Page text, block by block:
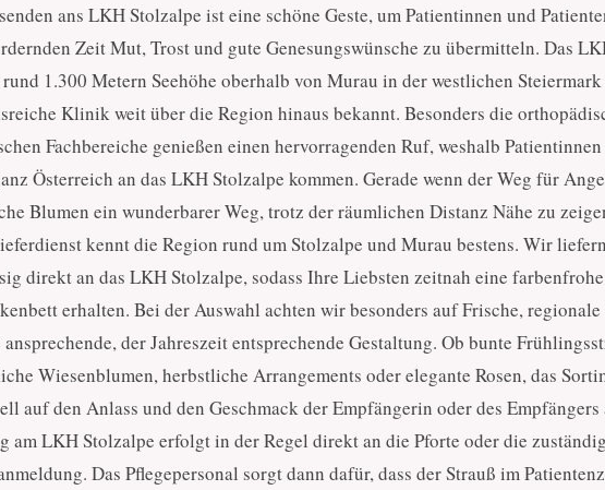
ans LKH Stolzalpe ist eine schöne Geste, um Patientinnen und
Zeit Mut, Trost und gute Genesungswünsche zu übermitteln. Das
1.300 Metern Seehöhe oberhalb von Murau in der westlichen
Klinik weit über die Region hinaus bekannt. Besonders die
Fachbereiche genießen einen hervorragenden Ruf, weshalb
Österreich an das LKH Stolzalpe kommen. Gerade wenn der Weg für
Blumen ein wunderbarer Weg, trotz der räumlichen Distanz Nähe zu
kennt die Region rund um Stolzalpe und Murau bestens. Wir
direkt an das LKH Stolzalpe, sodass Ihre Liebsten zeitnah eine
erhalten. Bei der Auswahl achten wir besonders auf Frische,
der Jahreszeit entsprechende Gestaltung. Ob bunte
Wiesenblumen, herbstliche Arrangements oder elegante Rosen, das
auf den Anlass und den Geschmack der Empfängerin oder des Empfängers
am LKH Stolzalpe erfolgt in der Regel direkt an die Pforte oder die
Das Pflegepersonal sorgt dann dafür, dass der Strauß im